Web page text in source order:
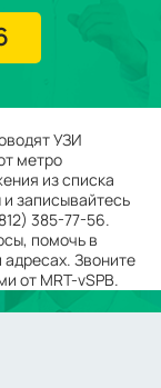
УЗИ
метро
из списка
записывайтесь
385-77-56.
помочь в
адресах. Звоните
от MRT-vSPB.